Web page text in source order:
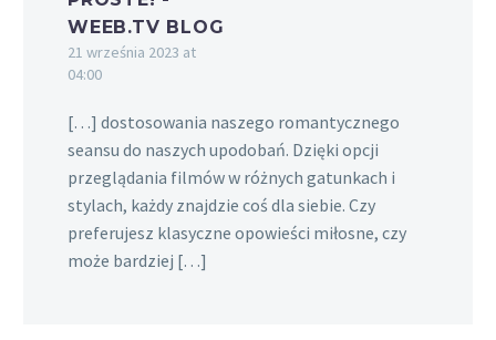
WEEB.TV BLOG
21 września 2023 at
04:00
[…] dostosowania naszego romantycznego
seansu do naszych upodobań. Dzięki opcji
przeglądania filmów w różnych gatunkach i
stylach, każdy znajdzie coś dla siebie. Czy
preferujesz klasyczne opowieści miłosne, czy
może bardziej […]